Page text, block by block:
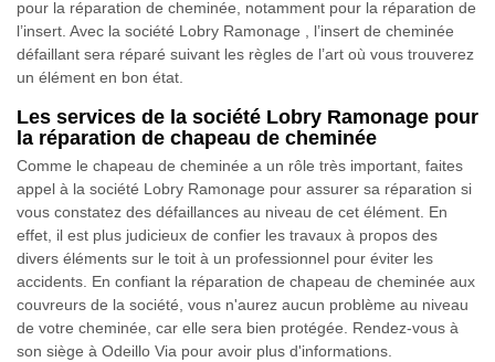
pour la réparation de cheminée, notamment pour la réparation de
l’insert. Avec la société Lobry Ramonage , l’insert de cheminée
défaillant sera réparé suivant les règles de l’art où vous trouverez
un élément en bon état.
Les services de la société Lobry Ramonage pour
la réparation de chapeau de cheminée
Comme le chapeau de cheminée a un rôle très important, faites
appel à la société Lobry Ramonage pour assurer sa réparation si
vous constatez des défaillances au niveau de cet élément. En
effet, il est plus judicieux de confier les travaux à propos des
divers éléments sur le toit à un professionnel pour éviter les
accidents. En confiant la réparation de chapeau de cheminée aux
couvreurs de la société, vous n'aurez aucun problème au niveau
de votre cheminée, car elle sera bien protégée. Rendez-vous à
son siège à Odeillo Via pour avoir plus d'informations.